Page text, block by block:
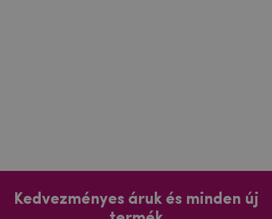
Kedvezményes áruk és minden új